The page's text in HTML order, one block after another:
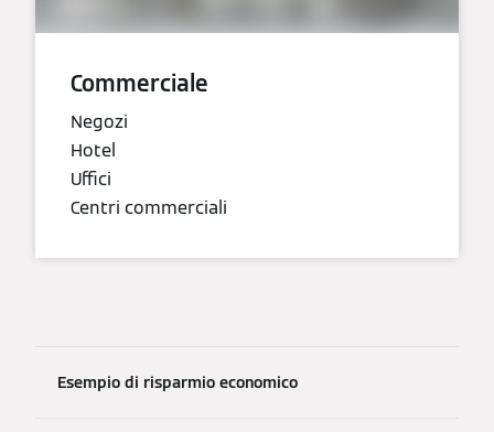
Commerciale
Negozi
Hotel
Uffici
Centri commerciali
Esempio di risparmio economico